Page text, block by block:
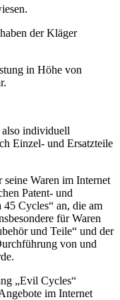
der Kläger
in Höhe von
individuell
Einzel- und Ersatzteile
seine Waren im Internet
Patent- und
Cycles“ an, die am
für Waren
und Teile“ und der
von und
„Evil Cycles“
im Internet